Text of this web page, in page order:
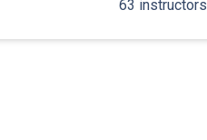
63 instructors